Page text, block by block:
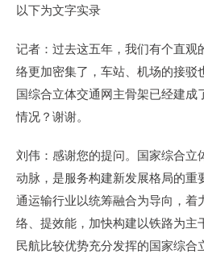
以下为文字实录
记者：过去这五年，我们有个直观
络更加密集了，车站、机场的接驳
国综合立体交通网主骨架已经建成
情况？谢谢。
刘伟：感谢您的提问。国家综合立
动脉，是服务构建新发展格局的重
通运输行业以统筹融合为导向，着
络、提效能，加快构建以铁路为主
民航比较优势充分发挥的国家综合